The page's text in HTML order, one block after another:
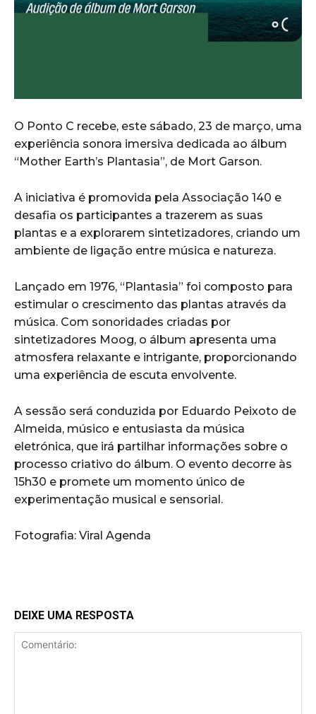
O Ponto C recebe, este sábado, 23 de março, uma
experiência sonora imersiva dedicada ao álbum
“Mother Earth’s Plantasia”, de Mort Garson.
A iniciativa é promovida pela Associação 140 e
desafia os participantes a trazerem as suas
plantas e a explorarem sintetizadores, criando um
ambiente de ligação entre música e natureza.
Lançado em 1976, “Plantasia” foi composto para
estimular o crescimento das plantas através da
música. Com sonoridades criadas por
sintetizadores Moog, o álbum apresenta uma
atmosfera relaxante e intrigante, proporcionando
uma experiência de escuta envolvente.
A sessão será conduzida por Eduardo Peixoto de
Almeida, músico e entusiasta da música
eletrónica, que irá partilhar informações sobre o
processo criativo do álbum. O evento decorre às
15h30 e promete um momento único de
experimentação musical e sensorial.
Fotografia: Viral Agenda
DEIXE UMA RESPOSTA